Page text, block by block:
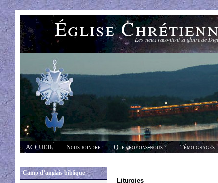
Église Les cieux racontent la gloire de
ACCUEIL Nous joindre Que croyons-nous ?
Témoignages
Réponses
Camp d’anglais biblique
Liturgies